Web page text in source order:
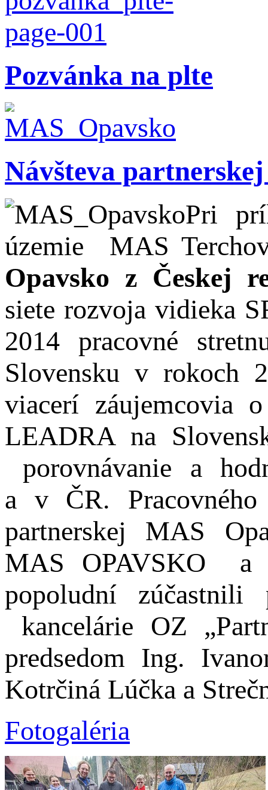
Pozvánka na plte
Návšteva
Pri
územie MAS
Opavsko z Českej
siete rozvoja vidieka
2014
pracovné
Slovensku v rokoch
viacerí záujemcovia
LEADRA na
porovnávanie a
a v ČR. Pracovného
partnerskej MAS
MAS OPAVSKO a
popoludní zúčastnili
kancelárie OZ
predsedom Ing.
Kotrčiná Lúčka a
Fotogaléria